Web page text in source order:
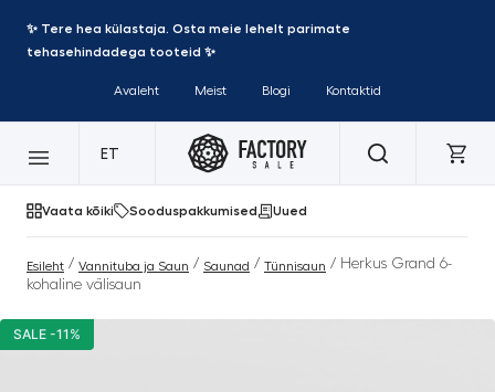
✨ Tere hea külastaja. Osta meie lehelt parimate
tehasehindadega tooteid ✨
Avaleht Meist Blogi Kontaktid
ET
Vaata kõiki Sooduspakkumised Uued
Esileht / Vannituba ja Saun / Saunad / Tünnisaun / Herkus Grand 6-
kohaline välisaun
SALE -11%